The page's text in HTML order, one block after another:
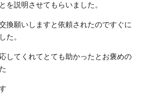
を説明させてもらいました。
換願いしますと依頼されたのですぐに
た。
してくれてとても助かったとお褒めの